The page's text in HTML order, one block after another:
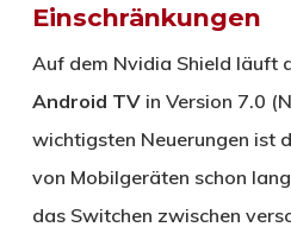
Einschränkungen
Auf dem Nvidia Shield läuft
Android TVin Version 7.0
wichtigsten Neuerungen ist
von Mobilgeräten schon
das Switchen zwischen